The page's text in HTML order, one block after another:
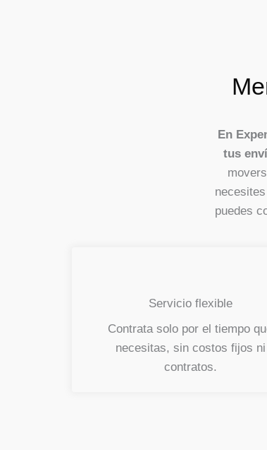
En
tus
puedes
Servicio flexible
Contrata solo por el tiempo
necesitas, sin costos fijos ni
contratos.